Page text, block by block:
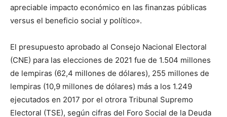
apreciable impacto económico en las finanzas públicas
versus el beneficio social y político».
El presupuesto aprobado al Consejo Nacional Electoral
(CNE) para las elecciones de 2021 fue de 1.504 millones
de lempiras (62,4 millones de dólares), 255 millones de
lempiras (10,9 millones de dólares) más a los 1.249
ejecutados en 2017 por el otrora Tribunal Supremo
Electoral (TSE), según cifras del Foro Social de la Deuda